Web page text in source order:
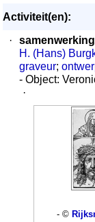
Activiteit(en):
·
H. (Hans)
graveur;
- Object:
·
- ©